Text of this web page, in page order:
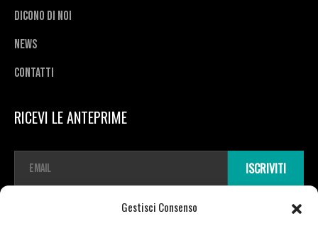
Gestisci Consenso
Dicono di noi
News
Contatti
RICEVI LE ANTEPRIME
a
ISCRIVITI